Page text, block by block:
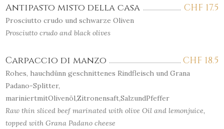
CHF 17.5
Antipasto misto della casa
Prosciutto crudo und schwarze Oliven
Prosciutto crudo and black olives
CHF 18.5
Carpaccio di manzo
Rohes, hauchdünn geschnittenes Rindfleisch und Grana
Padano-Splitter,
mariniertmitOlivenöl,Zitronensaft,SalzundPfeffer
Raw thin sliced beef marinated with olive Oil and lemonjuice,
topped with Grana Padano cheese